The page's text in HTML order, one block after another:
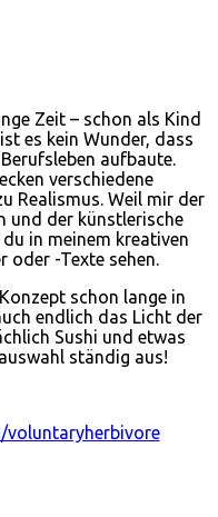
Zeit – schon als Kind
es kein Wunder, dass
aufbaute.
verschiedene
Realismus. Weil mir der
und der künstlerische
in meinem kreativen
oder -Texte sehen.
schon lange in
endlich das Licht der
Sushi und etwas
ständig aus!
voluntaryherbivore